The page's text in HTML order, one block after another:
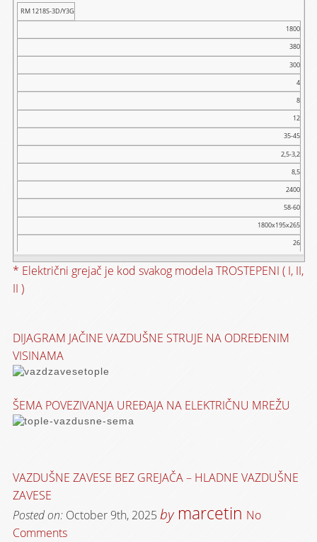
RM 1218S-3D/Y3G
1800
380
300
4
8
12
35-45
2,5-3,2
8,5
2400
58-60
1800x195x265
26
* Električni grejač je kod svakog modela TROSTEPENI ( I, II,
II )
DIJAGRAM JAČINE VAZDUŠNE STRUJE NA ODREĐENIM
VISINAMA
ŠEMA POVEZIVANJA UREĐAJA NA ELEKTRIČNU MREŽU
VAZDUŠNE ZAVESE BEZ GREJAČA – HLADNE VAZDUŠNE
ZAVESE
Posted on: October 9th, 2025 by marcetin No
Comments